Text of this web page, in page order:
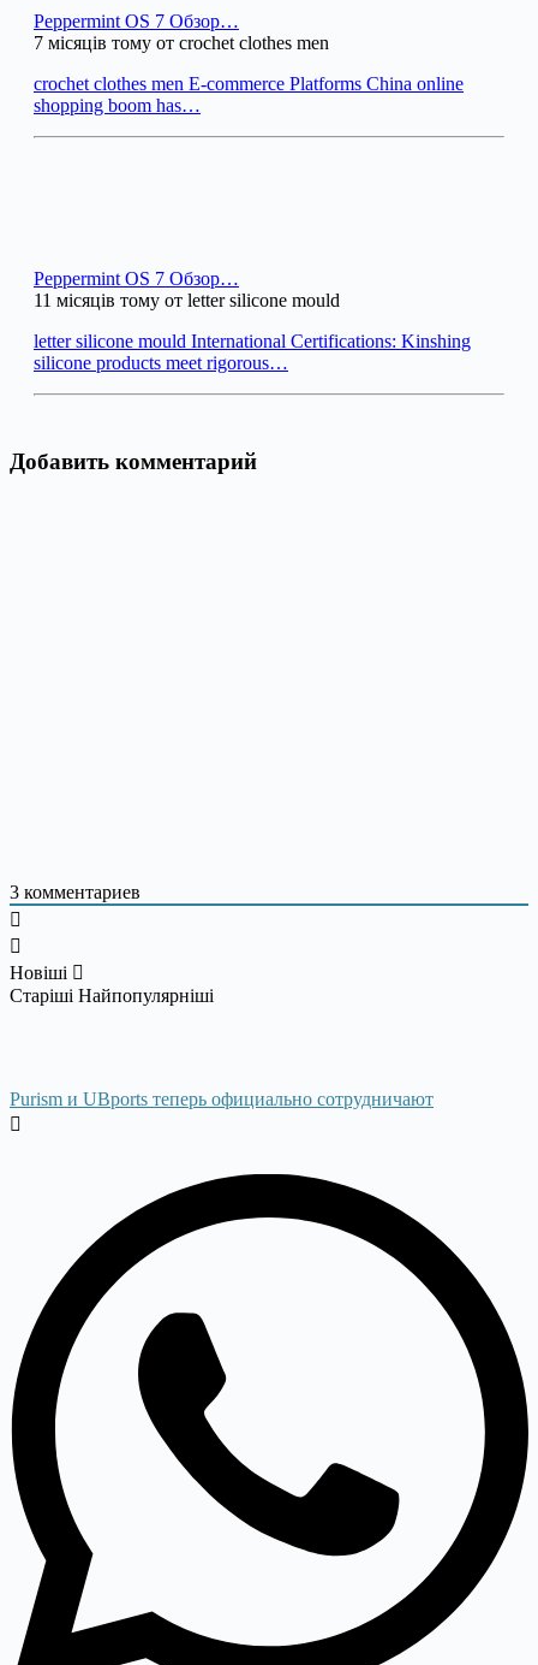
Peppermint OS 7 Обзор…
7 місяців тому от crochet clothes men
crochet clothes men E-commerce Platforms China online
shopping boom has…
Peppermint OS 7 Обзор…
11 місяців тому от letter silicone mould
letter silicone mould International Certifications: Kinshing
silicone products meet rigorous…
Добавить комментарий
3 комментариев
Новіші
Старіші Найпопулярніші
Purism и UBports теперь официально сотрудничают